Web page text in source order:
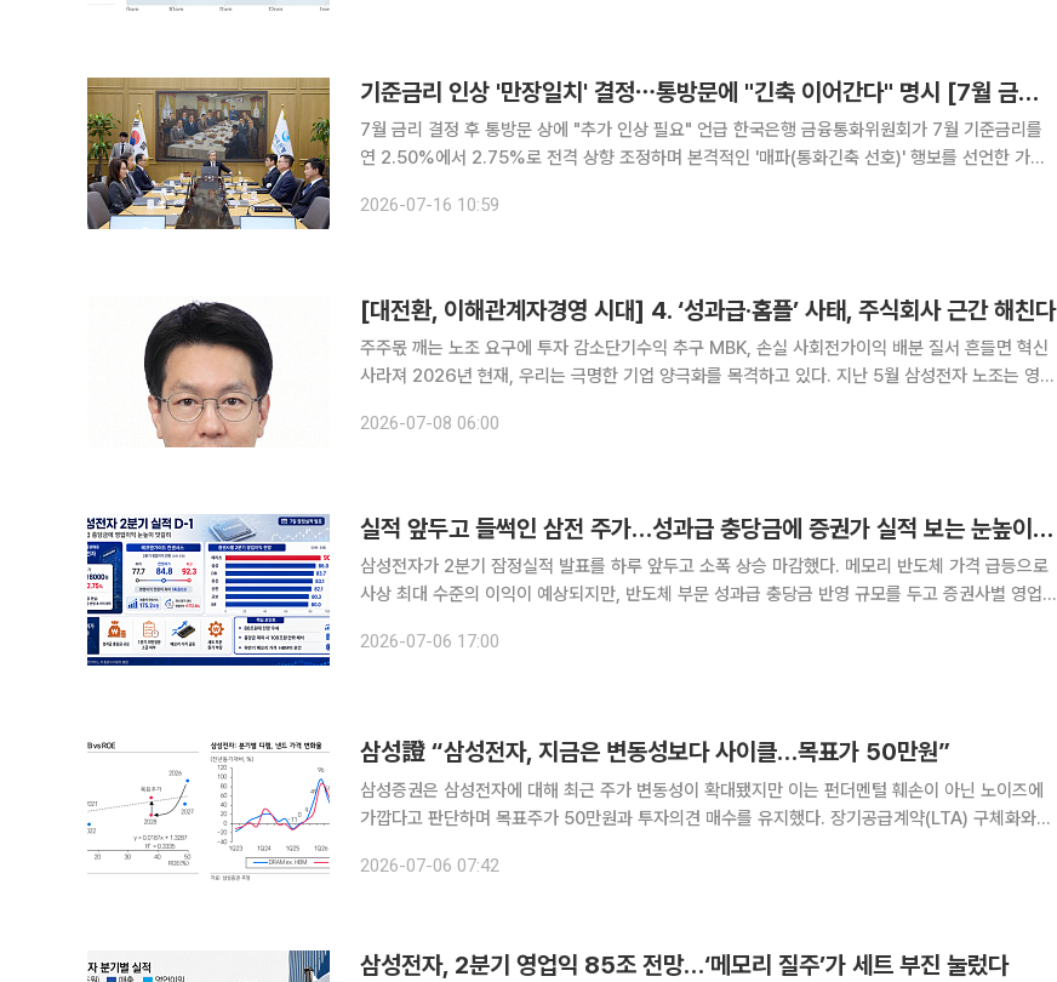
기준금리 인상 '만장일치' 결정⋯통방문에 "긴축 이어간다" 명시 [7월 금통위]
7월 금리 결정 후 통방문 상에 "추가 인상 필요" 언급 한국은행 금융통화위원회가 7월 기준금리를
연 2.50%에서 2.75%로 전격 상향 조정하며 본격적인 '매파(통화긴축 선호)' 행보를 선언한 가운
2026-07-16 10:59
[대전환, 이해관계자경영 시대] 4. ‘성과급·홈플’ 사태, 주식회사 근간 해친다
주주몫 깨는 노조 요구에 투자 감소단기수익 추구 MBK, 손실 사회전가이익 배분 질서 흔들면 혁신
사라져 2026년 현재, 우리는 극명한 기업 양극화를 목격하고 있다. 지난 5월 삼성전자 노조는 영업
노조는 DS(반도체)부문 6억원의 성과급 합의를 이끌어 냈다
2026-07-08 06:00
실적 앞두고 들썩인 삼전 주가…성과급 충당금에 증권가 실적 보는 눈높이도 ‘제각각’
삼성전자가 2분기 잠정실적 발표를 하루 앞두고 소폭 상승 마감했다. 메모리 반도체 가격 급등으로
사상 최대 수준의 이익이 예상되지만, 반도체 부문 성과급 충당금 반영 규모를 두고 증권사별 영업
시에서 삼성전자는 전 거래일 대비 2.75% 오른 31만8000원에
2026-07-06 17:00
삼성證 “삼성전자, 지금은 변동성보다 사이클…목표가 50만원”
삼성증권은 삼성전자에 대해 최근 주가 변동성이 확대됐지만 이는 펀더멘털 훼손이 아닌 노이즈에
가깝다고 판단하며 목표주가 50만원과 투자의견 매수를 유지했다. 장기공급계약(LTA) 구체화와
분석이다. 이종욱 삼성증권 연구원은 6일 “높은 D램 가격이 투자자
2026-07-06 07:42
삼성전자, 2분기 영업익 85조 전망…‘메모리 질주’가 세트 부진 눌렀다